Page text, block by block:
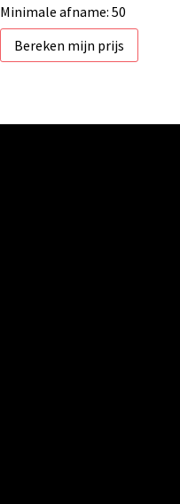
Minimale afname: 50
Bereken mijn prijs